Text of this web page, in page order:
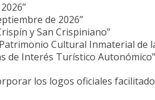
de 2026”
y San Crispiniano”
Cultural Inmaterial de
de Interés Turístico Autonómico”
los logos oficiales